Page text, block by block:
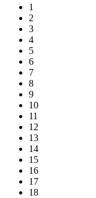
1
2
3
4
5
6
7
8
9
10
11
12
13
14
15
16
17
18